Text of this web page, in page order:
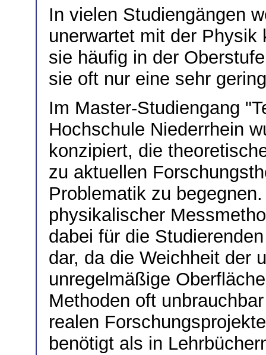
In vielen Studiengängen
unerwartet mit der
sie häufig in der
sie oft nur eine sehr
Im Master-Studiengang
Hochschule Niederrhein
konzipiert, die
zu aktuellen
Problematik zu
physikalischer
dabei für die
dar, da die Weichheit der
unregelmäßige
Methoden oft
realen
benötigt als in